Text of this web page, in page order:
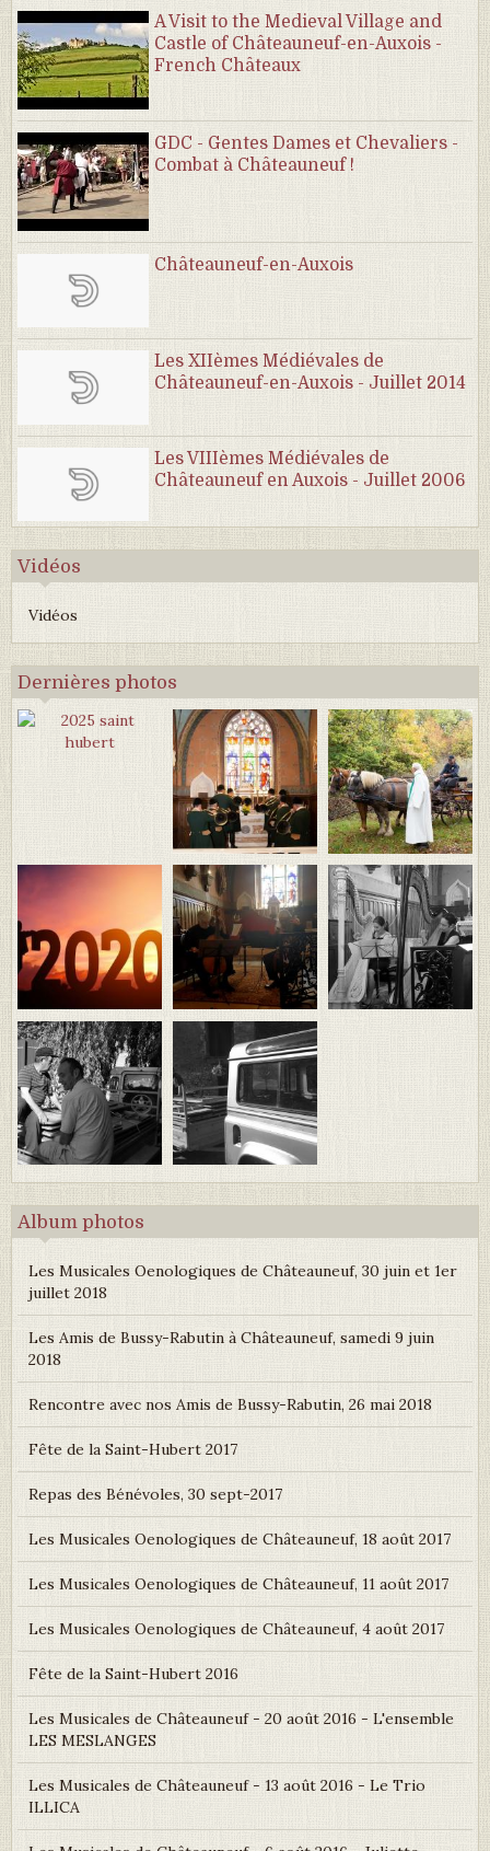
A Visit to the Medieval Village and
Castle of Châteauneuf-en-Auxois -
French Châteaux
GDC - Gentes Dames et Chevaliers -
Combat à Châteauneuf !
Châteauneuf-en-Auxois
Les XIIèmes Médiévales de
Châteauneuf-en-Auxois - Juillet 2014
Les VIIIèmes Médiévales de
Châteauneuf en Auxois - Juillet 2006
Vidéos
Vidéos
Dernières photos
Album photos
Les Musicales Oenologiques de Châteauneuf, 30 juin et 1er
juillet 2018
Les Amis de Bussy-Rabutin à Châteauneuf, samedi 9 juin
2018
Rencontre avec nos Amis de Bussy-Rabutin, 26 mai 2018
Fête de la Saint-Hubert 2017
Repas des Bénévoles, 30 sept-2017
Les Musicales Oenologiques de Châteauneuf, 18 août 2017
Les Musicales Oenologiques de Châteauneuf, 11 août 2017
Les Musicales Oenologiques de Châteauneuf, 4 août 2017
Fête de la Saint-Hubert 2016
Les Musicales de Châteauneuf - 20 août 2016 - L'ensemble
LES MESLANGES
Les Musicales de Châteauneuf - 13 août 2016 - Le Trio
ILLICA